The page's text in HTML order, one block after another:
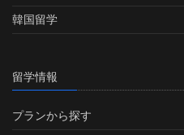
韓国留学
留学情報
プランから探す